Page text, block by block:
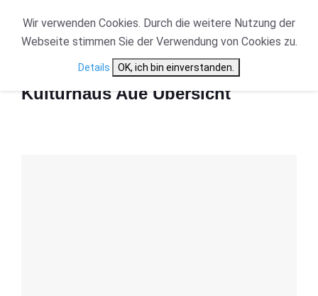
Kulturhaus Aue Übersicht
Kulturhaus Aue Übersicht
Wir verwenden Cookies. Durch die weitere Nutzung der
Webseite stimmen Sie der Verwendung von Cookies zu.
Details OK, ich bin einverstanden.